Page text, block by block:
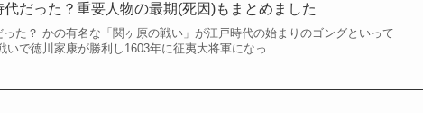
だった？重要人物の最期(死因)もまとめました
た？ かの有名な「関ヶ原の戦い」が江戸時代の始まりのゴングといって
いで徳川家康が勝利し1603年に征夷大将軍になっ...